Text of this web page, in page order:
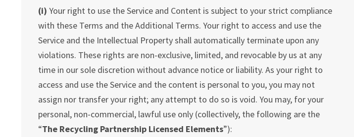
(i) Your right to use the Service and Content is subject to your strict compliance
with these Terms and the Additional Terms. Your right to access and use the
Service and the Intellectual Property shall automatically terminate upon any
violations. These rights are non-exclusive, limited, and revocable by us at any
time in our sole discretion without advance notice or liability. As your right to
access and use the Service and the content is personal to you, you may not
assign nor transfer your right; any attempt to do so is void. You may, for your
personal, non-commercial, lawful use only (collectively, the following are the
“The Recycling Partnership Licensed Elements”):